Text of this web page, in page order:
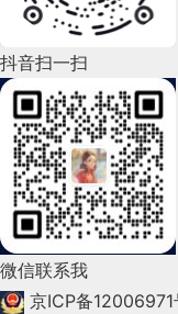
2022年5月(143)
2022年4月(86)
2022年3月(119)
2022年2月(53)
2022年1月(99)
2021年12月(105)
抖音扫一扫
微信联系我
京ICP备12006971